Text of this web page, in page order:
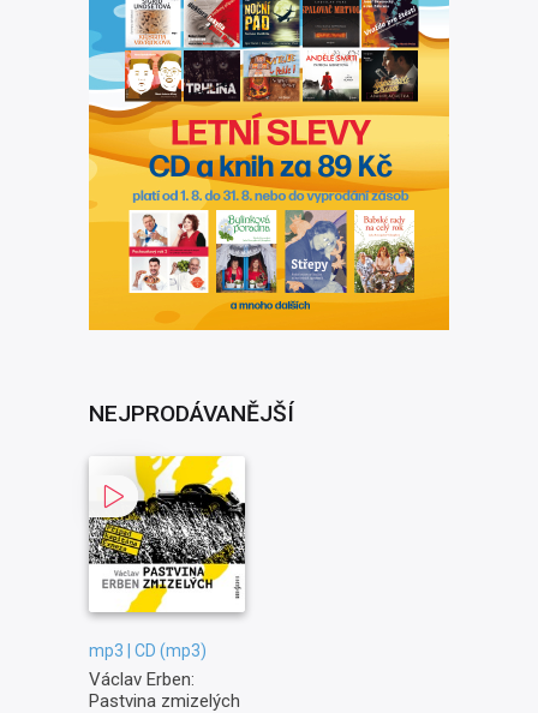
NEJPRODÁVANĚJŠÍ
mp3 | CD (mp3)
Václav Erben:
Pastvina zmizelých